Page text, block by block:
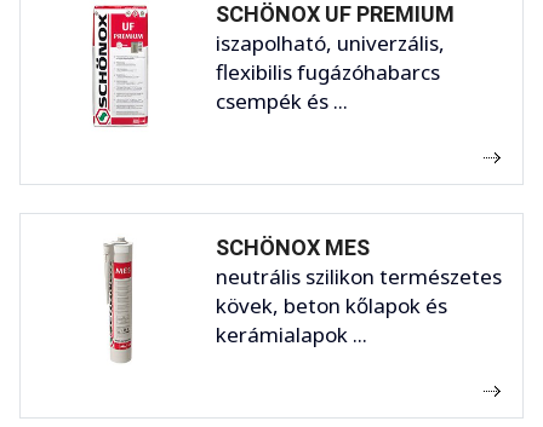
SCHÖNOX UF PREMIUM
iszapolható, univerzális,
flexibilis fugázóhabarcs
csempék és ...
SCHÖNOX MES
neutrális szilikon természetes
kövek, beton kőlapok és
kerámialapok ...